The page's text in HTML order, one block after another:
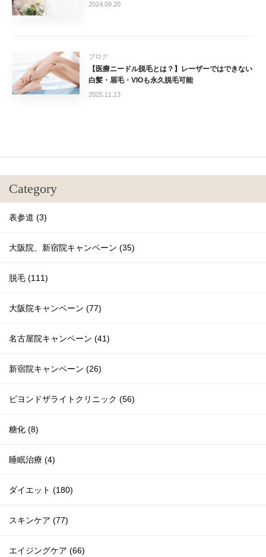
2024.09.20
ブログ
【医療ニードル脱毛とは？】レーザーではできない
白髪・眉毛・VIOも永久脱毛可能
2025.11.13
Category
表参道 (3)
大阪院、新宿院キャンペーン (35)
脱毛 (111)
大阪院キャンペーン (77)
名古屋院キャンペーン (41)
新宿院キャンペーン (26)
ビヨンドザライトクリニック (56)
糖化 (8)
睡眠治療 (4)
ダイエット (180)
スキンケア (77)
エイジングケア (66)